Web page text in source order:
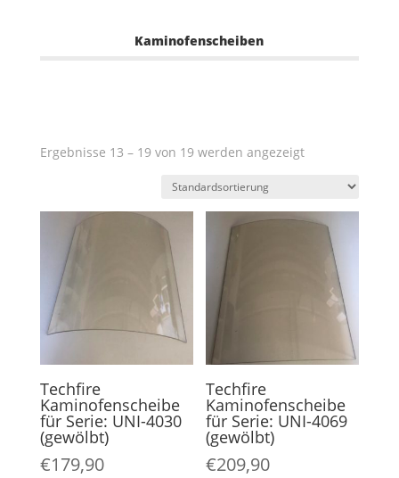
Kaminofenscheiben
Ergebnisse 13 – 19 von 19 werden angezeigt
Techfire
Kaminofenscheibe
für Serie: UNI-4030
(gewölbt)
€179,90
Techfire
Kaminofenscheibe
für Serie: UNI-4069
(gewölbt)
€209,90